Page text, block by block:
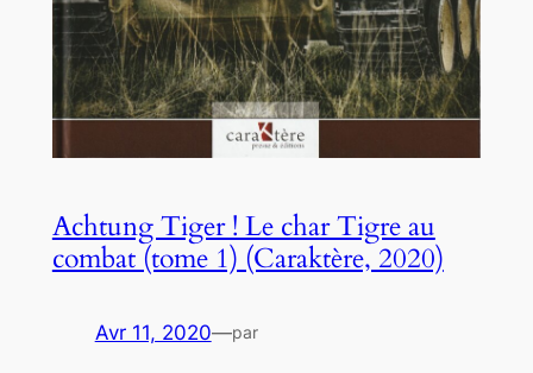
Achtung Tiger ! Le char Tigre au
combat (tome 1) (Caraktère, 2020)
Avr 11, 2020—par